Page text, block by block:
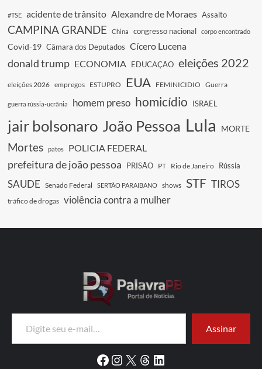
#TSE acidente de trânsito Alexandre de Moraes Assalto
CAMPINA GRANDE China congresso nacional corpo encontrado
Covid-19 Câmara dos Deputados Cícero Lucena
donald trump ECONOMIA EDUCAÇÃO eleições 2022
eleições 2026 empregos ESTUPRO EUA FEMINICIDIO Guerra
guerra rússia-ucrânia homem preso homicídio ISRAEL
jair bolsonaro João Pessoa Lula MORTE
Mortes patos POLICIA FEDERAL
prefeitura de joão pessoa PRISÃO PT Rio de Janeiro Rússia
SAUDE Senado Federal SERTÃO PARAIBANO shows STF TIROS
tráfico de drogas violência contra a mulher
Digite seu e-mail…
Assinar
Facebook
Instagram
X Threads
LinkedIn